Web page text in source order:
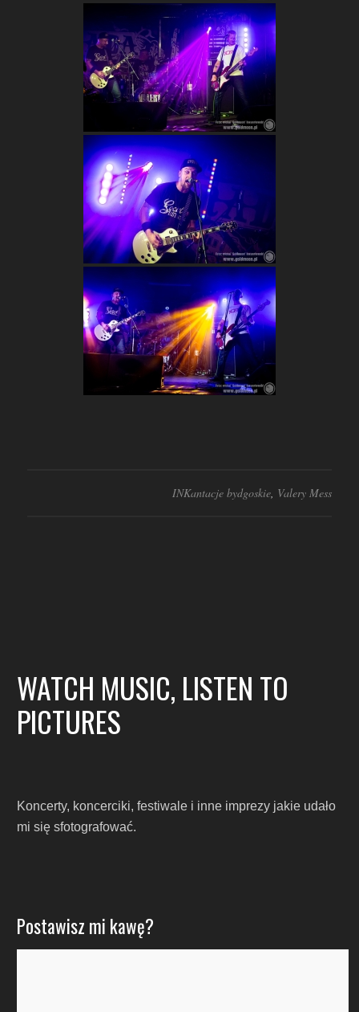
INKantacje bydgoskie, Valery Mess
WATCH MUSIC, LISTEN TO
PICTURES
Koncerty, koncerciki, festiwale i inne imprezy jakie udało
mi się sfotografować.
Postawisz mi kawę?